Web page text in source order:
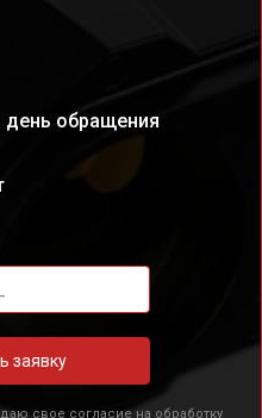
день обращения
заявку
свое согласие на обработку